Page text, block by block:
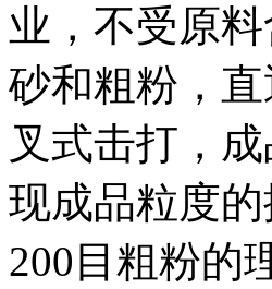
业，不受原
砂和粗粉，
叉式击打，
现成品粒度
200目粗粉的